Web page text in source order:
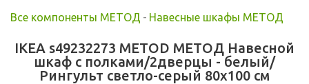
Все компоненты МЕТОД - Навесные шкафы МЕТОД
IKEA s49232273 METOD МЕТОД Навесной
шкаф с полками/2дверцы - белый/
Рингульт светло-серый 80x100 см